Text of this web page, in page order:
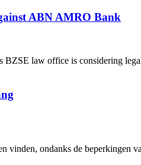
ABN AMRO Bank
law office is considering
ondanks de beperkingen